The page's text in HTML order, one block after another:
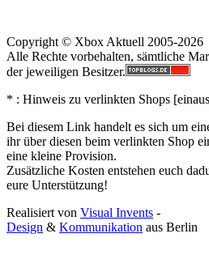
Copyright © Xbox Aktuell 2005-2026
Alle Rechte vorbehalten, sämtliche
der jeweiligen Besitzer.
* : Hinweis zu verlinkten Shops [einaus
Bei diesem Link handelt es sich um
ihr über diesen beim verlinkten Shop
eine kleine Provision.
Zusätzliche Kosten entstehen euch
eure Unterstützung!
Realisiert von Visual Invents -
Design & Kommunikation aus Berlin